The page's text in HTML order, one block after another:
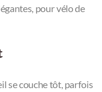
pour vélo de
se couche tôt, parfois